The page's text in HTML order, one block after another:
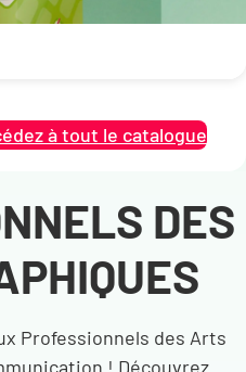
à tout le catalogue
DES
Professionnels des Arts
! Découvrez